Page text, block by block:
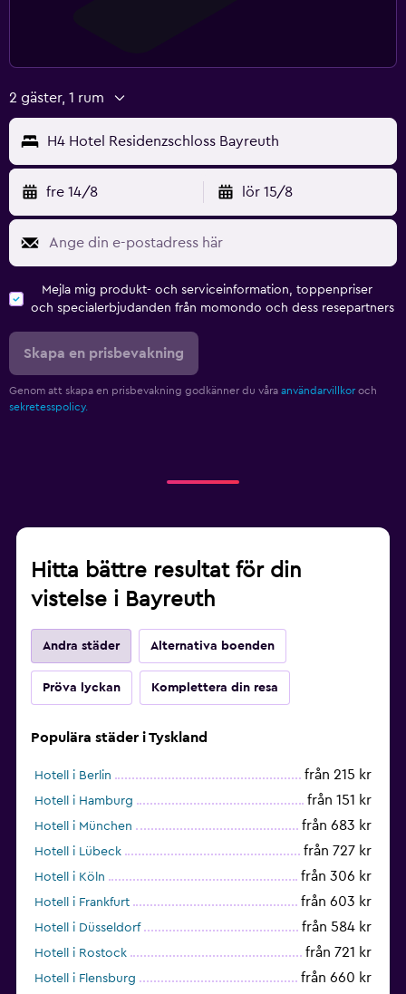
2 gäster, 1 rum
H4 Hotel Residenzschloss Bayreuth
fre 14/8 lör 15/8
Mejla mig produkt- och serviceinformation, toppenpriser
och specialerbjudanden från momondo och dess resepartners
Skapa en prisbevakning
Genom att skapa en prisbevakning godkänner du våra användarvillkor och
sekretesspolicy.
Hitta bättre resultat för din
vistelse i Bayreuth
Andra städer Alternativa boenden
Pröva lyckan Komplettera din resa
Populära städer i Tyskland
Hotell i Berlin från 215 kr
Hotell i Hamburg från 151 kr
Hotell i München från 683 kr
Hotell i Lübeck från 727 kr
Hotell i Köln från 306 kr
Hotell i Frankfurt från 603 kr
Hotell i Düsseldorf från 584 kr
Hotell i Rostock från 721 kr
Hotell i Flensburg från 660 kr